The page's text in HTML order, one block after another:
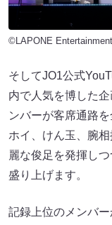
©LAPONE Entertainment
そしてJO1公式
内で人気を博した
ンバーが客席通路
ホイ、けん玉、腕
麗な俊足を発揮し
盛り上げます。
記録上位のメンバ